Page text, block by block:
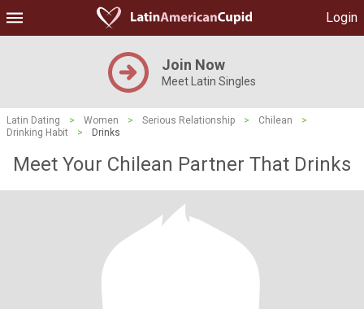
Login
Join Now
Meet Latin Singles
Latin Dating > Women > Serious Relationship > Chilean
>
Drinking Habit
> Drinks
Meet Your Chilean Partner That Drinks